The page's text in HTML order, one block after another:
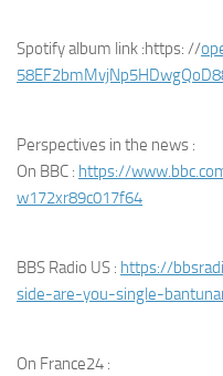
Spotify album link :https: //
Perspectives in the news :
On BBC : https://
w172xr89c017f64
BBS Radio US : https://
side-are-you-single-
On France24 :